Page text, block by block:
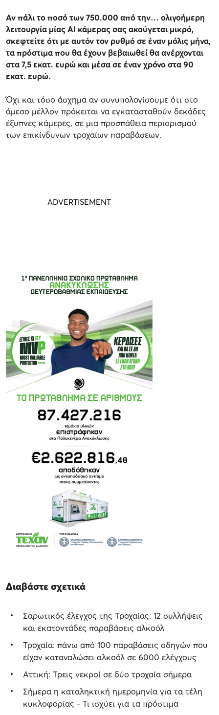
Αν πάλι το ποσό των 750.000 από την… ολιγοήμερη
λειτουργία μίας AI κάμερας σας ακούγεται μικρό,
σκεφτείτε ότι με αυτόν τον ρυθμό σε έναν μόλις μήνα,
τα πρόστιμα που θα έχουν βεβαιωθεί θα ανέρχονται
στα 7,5 εκατ. ευρώ και μέσα σε έναν χρόνο στα 90
εκατ. ευρώ.
Όχι και τόσο άσχημα αν συνυπολογίσουμε ότι στο
άμεσο μέλλον πρόκειται να εγκατασταθούν δεκάδες
έξυπνες κάμερες, σε μια προσπάθεια περιορισμού
των επικίνδυνων τροχαίων παραβάσεων.
Διαβάστε σχετικά
Σαρωτικός έλεγχος της Τροχαίας: 12 συλλήψεις
και εκατοντάδες παραβάσεις αλκοόλ
Τροχαία: πάνω από 100 παραβάσεις οδηγών που
είχαν καταναλώσει αλκοόλ σε 6000 ελέγχους
Αττική: Τρεις νεκροί σε δύο τροχαία σήμερα
Σήμερα η καταληκτική ημερομηνία για τα τέλη
κυκλοφορίας - Τι ισχύει για τα πρόστιμα